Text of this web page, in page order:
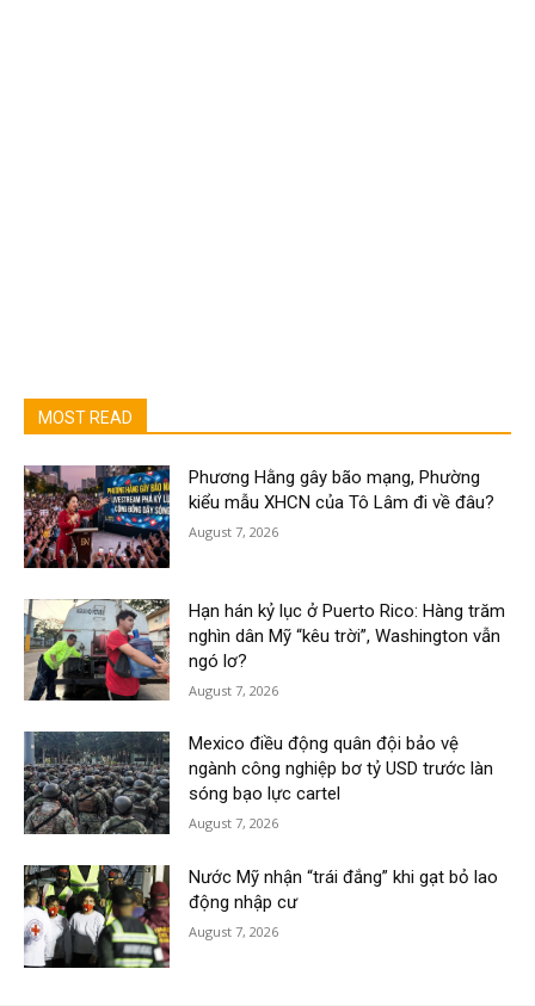
MOST READ
Phương Hằng gây bão mạng, Phường
kiểu mẫu XHCN của Tô Lâm đi về đâu?
August 7, 2026
Hạn hán kỷ lục ở Puerto Rico: Hàng trăm
nghìn dân Mỹ “kêu trời”, Washington vẫn
ngó lơ?
August 7, 2026
Mexico điều động quân đội bảo vệ
ngành công nghiệp bơ tỷ USD trước làn
sóng bạo lực cartel
August 7, 2026
Nước Mỹ nhận “trái đắng” khi gạt bỏ lao
động nhập cư
August 7, 2026